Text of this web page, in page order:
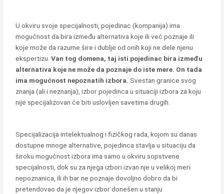
U okviru svoje specijalnosti, pojedinac (kompanija) ima
mogućnost da bira između alternativa koje ili već poznaje ili
koje može da razume šire i dublje od onih koji ne dele njenu
ekspertizu.Van tog domena, taj isti pojedinac bira između
alternativa koje ne može da poznaje do iste mere. On tada
ima mogućnost nepoznatih izbora. Svestan granice svog
znanja (ali i neznanja), izbor pojedinca u situaciji izbora za koju
nije specijalizovan će biti uslovljen savetima drugih.
Specijalizacija intelektualnog i fizičkog rada, kojom su danas
dostupne mnoge alternative, pojedinca stavlja u situaciju da
široku mogućnost izbora ima samo u okviru sopstvene
specijalnosti, dok su za njega izbori izvan nje u velikoj meri
nepoznanica, ili ih bar ne poznaje dovoljno dobro da bi
pretendovao da je njegov izbor donešen u stanju